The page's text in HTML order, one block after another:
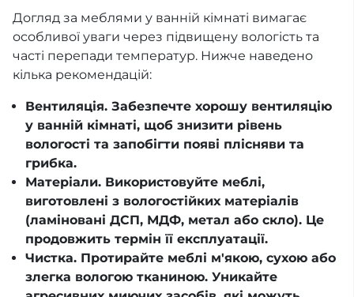
Догляд за меблями у ванній кімнаті вимагає
особливої уваги через підвищену вологість та
часті перепади температур. Нижче наведено
кілька рекомендацій:
Вентиляція. Забезпечте хорошу вентиляцію
у ванній кімнаті, щоб знизити рівень
вологості та запобігти появі плісняви та
грибка.
Матеріали. Використовуйте меблі,
виготовлені з вологостійких матеріалів
(ламіновані ДСП, МДФ, метал або скло). Це
продовжить термін її експлуатації.
Чистка. Протирайте меблі м'якою, сухою або
злегка вологою тканиною. Уникайте